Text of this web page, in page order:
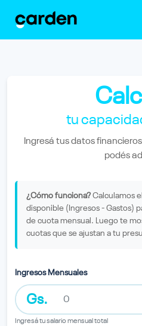
tu
Ingresá tus datos
podés
¿Cómo funciona?Calculamos
disponible (Ingresos - Gastos)
de cuota mensual. Luego te
cuotas que se ajustan a tu
Ingresos Mensuales
Gs.
Ingresá tu salario mensual total